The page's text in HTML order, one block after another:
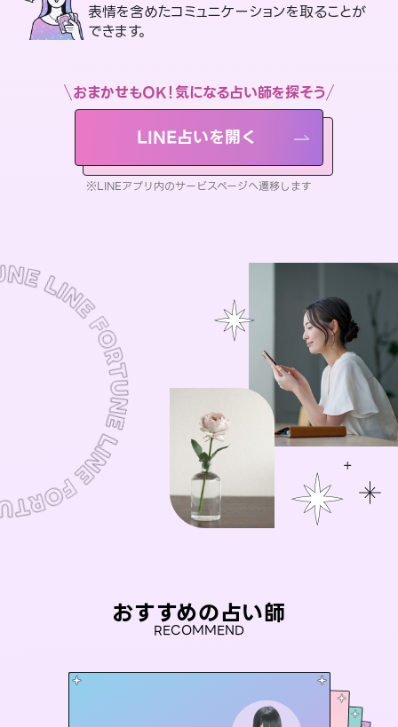
表情を含めたコミュニケーションを取ることが
できます。
おまかせもOK！気になる占い師を探そう
LINE占いを開く
※LINEアプリ内のサービスページへ遷移します
おすすめの占い師
RECOMMEND